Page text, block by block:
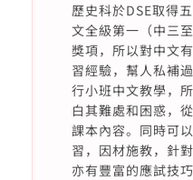
歷史科於DSE取得
文全級第一（中三
獎項，所以對中文
習經驗，幫人私補
行小班中文教學，
白其難處和困惑，
課本內容。同時可
習，因材施教，針
亦有豐富的應試技